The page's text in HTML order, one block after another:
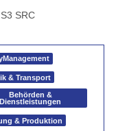
SRC
& Transport
Behörden &
Dienstleistungen
& Produktion